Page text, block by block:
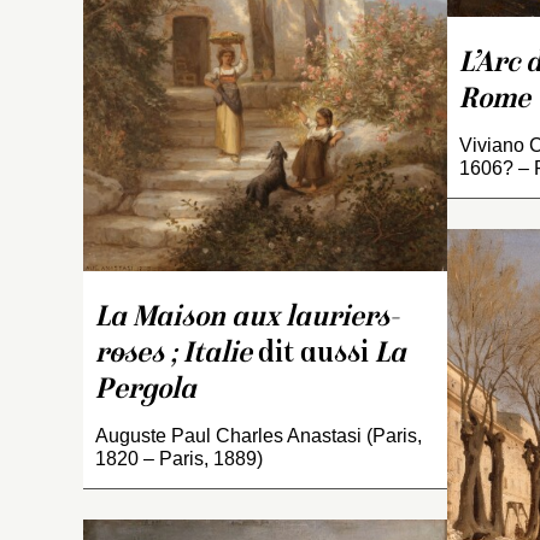
La Maison aux lauriers-
roses ; Italiedit aussi La
Pergola
Auguste Paul Charles Anastasi (Paris,
1820 – Paris, 1889)
L’Arc
Rome
Viviano
1606? –